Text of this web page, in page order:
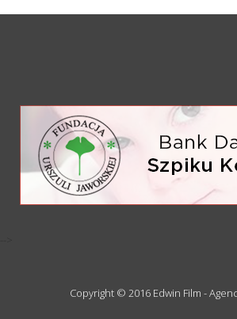
Copyright © 2016 Edwin Film -